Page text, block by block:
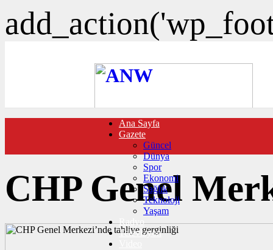
FOTO GALERİ
VIDEO GALERİ
TRAFİK DURUMU
NÖBETÇİ ECZANELER
CANLI SONUÇLAR
HABER GÖNDER
BURÇLAR
İLETİŞİM
Ana Sayfa
Gazete
Güncel
Dünya
Spor
Ekonomi
Sağlık
Teknoloji
Yaşam
Radyo
Televizyon
CHP Genel